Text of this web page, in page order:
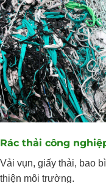
Rác thải công
Vải vụn, giấy thải, bao
thiện môi trường.